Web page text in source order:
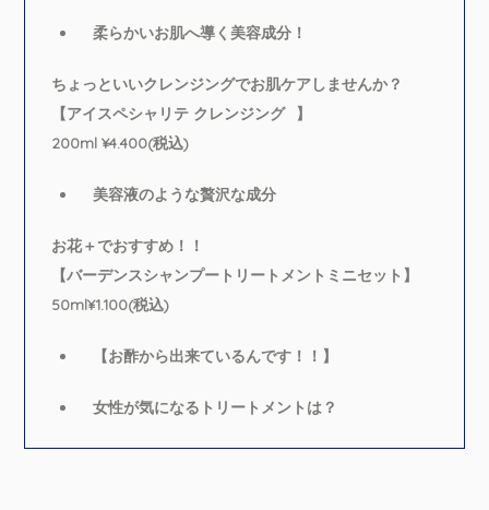
柔らかいお肌へ導く美容成分！
ちょっといいクレンジングでお肌ケアしませんか？
【アイスペシャリテ クレンジング⠀】
200ml ¥4.400(税込)
美容液のような贅沢な成分
お花＋でおすすめ！！
【バーデンスシャンプートリートメントミニセット】
50ml¥1.100(税込)
【お酢から出来ているんです！！】
女性が気になるトリートメントは？